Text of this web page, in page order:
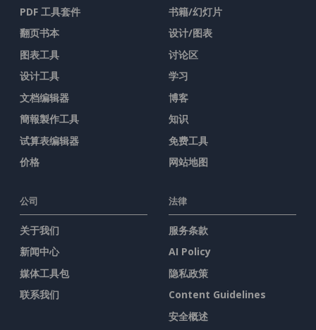
PDF 工具套件
翻页书本
图表工具
设计工具
文档编辑器
簡報製作工具
试算表编辑器
价格
书籍/幻灯片
设计/图表
讨论区
学习
博客
知识
免费工具
网站地图
公司
关于我们
新闻中心
媒体工具包
联系我们
法律
服务条款
AI Policy
隐私政策
Content Guidelines
安全概述